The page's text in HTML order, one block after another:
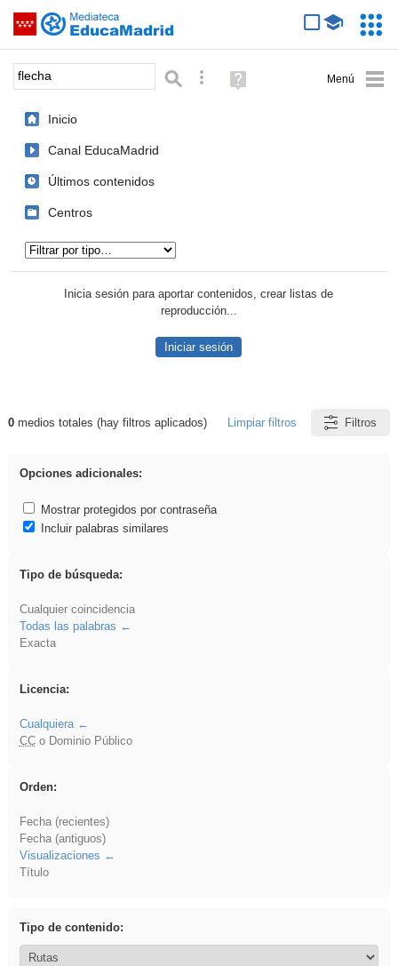
Saltar navegación
Palabra o frase: Búsqueda avanzada
Ayuda
(en
Inicio
Canal EducaMadrid
Últimos contenidos
Centros
Inicia sesión para aportar contenidos, crear listas de
reproducción...
Iniciar sesión
Resultados de: flecha
0medios totales (hay filtros aplicados) Limpiar filtros Filtros
Opciones adicionales:
Mostrar protegidos por contraseña
Incluir palabras similares
Tipo de búsqueda:
Cualquier coincidencia
Todas las palabras
Exacta
Licencia:
Cualquiera
CCo Dominio Público
Orden:
Fecha (recientes)
Fecha (antiguos)
Visualizaciones
Título
Tipo de contenido: